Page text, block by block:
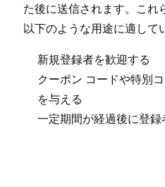
た後に送信されます⁠。これ
以下のような用途に適して
新規登録者を歓迎する
ク⁠ーポン コ⁠ードや特別
を与える
一定期間が経過後に登録